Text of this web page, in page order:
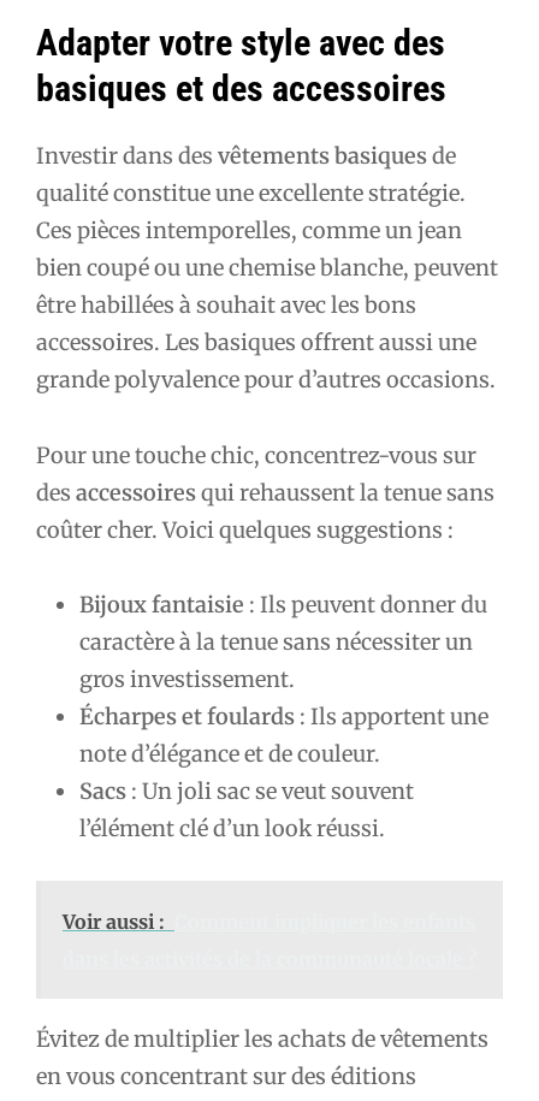
Adapter votre style avec des
basiques et des accessoires
Investir dans des vêtements basiquesde
qualité constitue une excellente stratégie.
Ces pièces intemporelles, comme un jean
bien coupé ou une chemise blanche, peuvent
être habillées à souhait avec les bons
accessoires. Les basiques offrent aussi une
grande polyvalence pour d’autres occasions.
Pour une touche chic, concentrez-vous sur
des accessoiresqui rehaussent la tenue sans
coûter cher. Voici quelques suggestions :
Bijoux fantaisie : Ils peuvent donner du
caractère à la tenue sans nécessiter un
gros investissement.
Écharpes et foulards : Ils apportent une
note d’élégance et de couleur.
Sacs : Un joli sac se veut souvent
l’élément clé d’un look réussi.
Voir aussi :
Évitez de multiplier les achats de vêtements
en vous concentrant sur des éditions